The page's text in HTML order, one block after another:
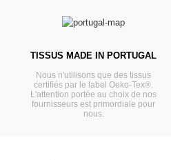
TISSUS MADE IN PORTUGAL
Nous n'utilisons que des tissus
certifiés par le label Oeko-Tex®.
L'attention portée au choix de nos
fournisseurs est primordiale pour
nous.